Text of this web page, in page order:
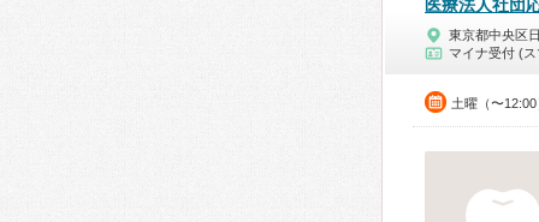
医療法人社団
東京都中央区
マイナ受付 (
土曜（〜12:00